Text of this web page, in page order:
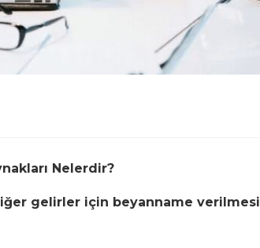
Nelerdir?
gelirler için beyanname verilmesi